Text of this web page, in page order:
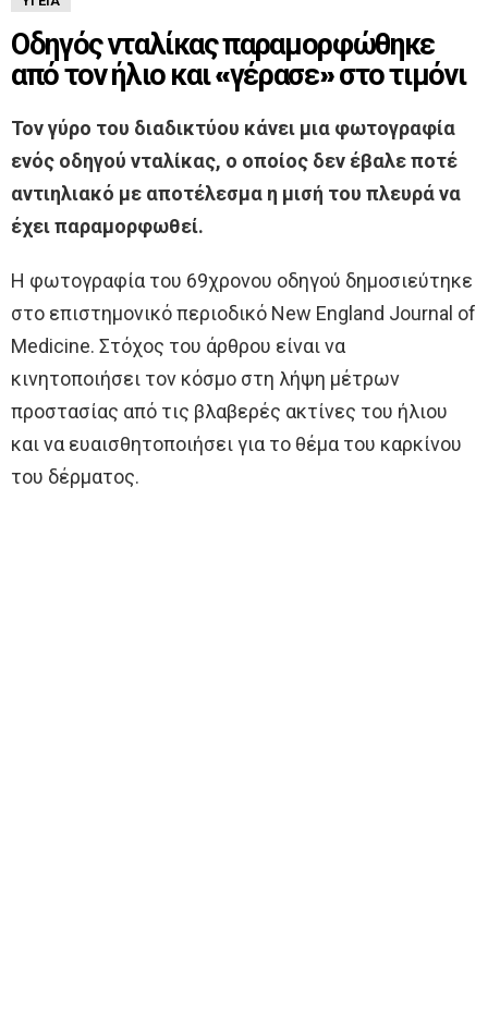
Οδηγός νταλίκας παραμορφώθηκε
από τον ήλιο και «γέρασε» στο τιμόνι
Τον γύρο του διαδικτύου κάνει μια φωτογραφία
ενός οδηγού νταλίκας, ο οποίος δεν έβαλε ποτέ
αντιηλιακό με αποτέλεσμα η μισή του πλευρά να
έχει παραμορφωθεί.
Η φωτογραφία του 69χρονου οδηγού δημοσιεύτηκε
στο επιστημονικό περιοδικό New England Journal of
Medicine. Στόχος του άρθρου είναι να
κινητοποιήσει τον κόσμο στη λήψη μέτρων
προστασίας από τις βλαβερές ακτίνες του ήλιου
και να ευαισθητοποιήσει για το θέμα του καρκίνου
του δέρματος.